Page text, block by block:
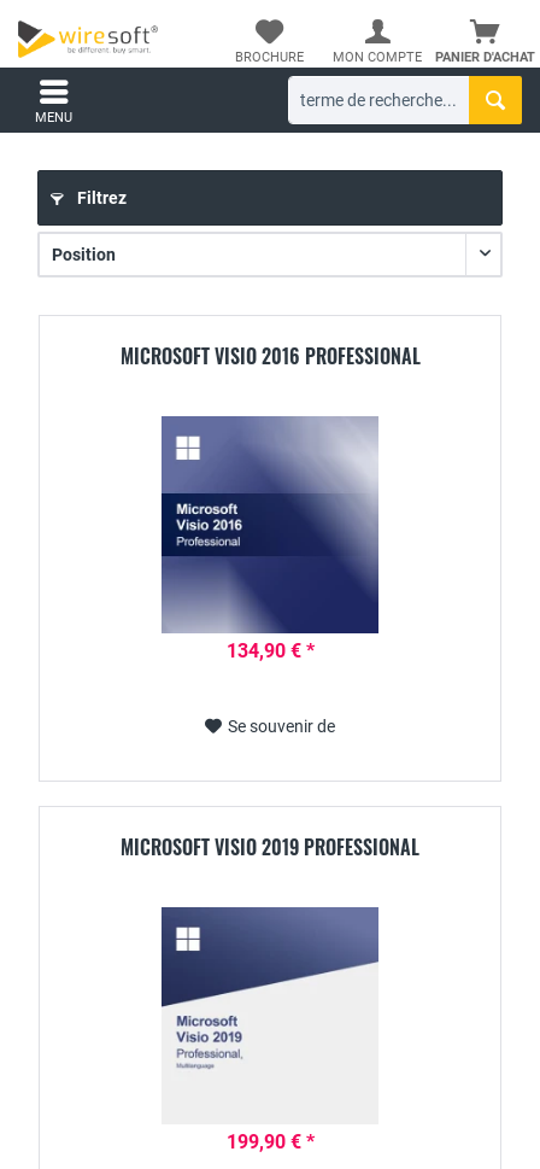
PANIER D'ACHAT
BROCHURE MON COMPTE
MENU
Filtrez
MICROSOFT VISIO 2016 PROFESSIONAL
134,90 € *
Se souvenir de
MICROSOFT VISIO 2019 PROFESSIONAL
199,90 € *